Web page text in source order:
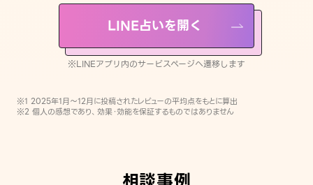
LINE占いを開く
※LINEアプリ内のサービスページへ遷移します
※1 2025年1月〜12月に投稿されたレビューの平均点をもとに算出
※2 個人の感想であり、効果・効能を保証するものではありません